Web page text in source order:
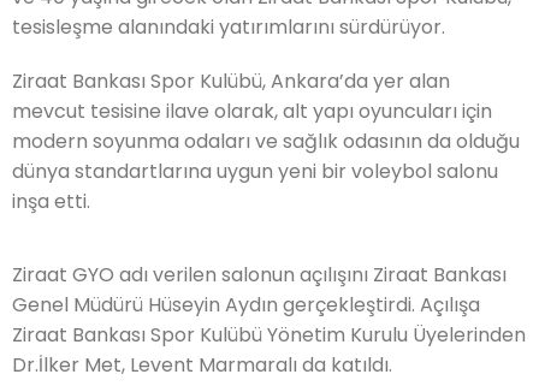
tesisleşme alanındaki yatırımlarını sürdürüyor.
Ziraat Bankası Spor Kulübü, Ankara’da yer alan
mevcut tesisine ilave olarak, alt yapı oyuncuları için
modern soyunma odaları ve sağlık odasının da olduğu
dünya standartlarına uygun yeni bir voleybol salonu
inşa etti.
Ziraat GYO adı verilen salonun açılışını Ziraat Bankası
Genel Müdürü Hüseyin Aydın gerçekleştirdi. Açılışa
Ziraat Bankası Spor Kulübü Yönetim Kurulu Üyelerinden
Dr.İlker Met, Levent Marmaralı da katıldı.